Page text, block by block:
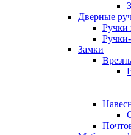
Дверные
Ручки
Замки